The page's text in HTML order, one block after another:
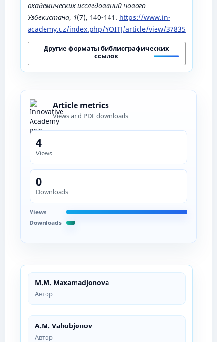
M.M. Maxamadjonova
Автор
A.M. Vahobjonov
Автор
академических исследований нового
Узбекистана, 1(7), 140-141. https://www.in-
academy.uz/index.php/YOITJ/article/view/37835
Другие форматы библиографических
ссылок
Article metrics
Views and PDF downloads
4
Views
0
Downloads
Views
Downloads